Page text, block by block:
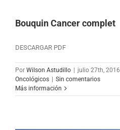
Bouquin Cancer complet
DESCARGAR PDF
Por Wilson Astudillo | julio 27th, 2016
Oncológicos | Sin comentarios
Más información